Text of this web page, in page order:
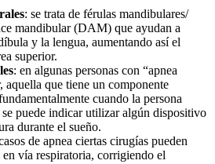
: se trata de férulas mandibulares/
mandibular (DAM) que ayudan a
y la lengua, aumentando así el
superior.
: en algunas personas con “apnea
aquella que tiene un componente
cuando la persona
puede indicar utilizar algún dispositivo
durante el sueño.
de apnea ciertas cirugías pueden
vía respiratoria, corrigiendo el